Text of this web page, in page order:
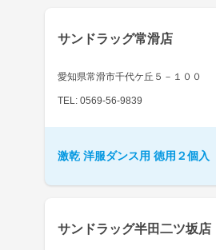
サンドラッグ常滑店
愛知県常滑市千代ケ丘５－１００
TEL: 0569-56-9839
激乾 洋服ダンス用 徳用２個入
サンドラッグ半田二ツ坂店